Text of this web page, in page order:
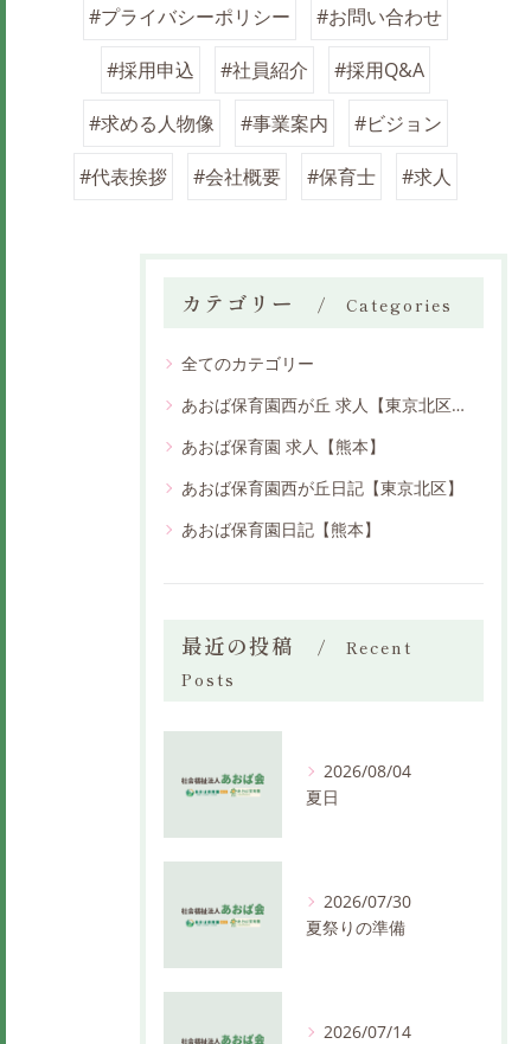
#プライバシーポリシー #お問い合わせ
#採用申込 #社員紹介 #採用Q&A
#求める人物像 #事業案内 #ビジョン
#代表挨拶 #会社概要 #保育士 #求人
カテゴリー Categories
全てのカテゴリー
あおば保育園西が丘 求人【東京北区】
あおば保育園 求人【熊本】
あおば保育園西が丘日記【東京北区】
あおば保育園日記【熊本】
最近の投稿
Recent
Posts
2026/08/04
夏日
2026/07/30
夏祭りの準備
2026/07/14